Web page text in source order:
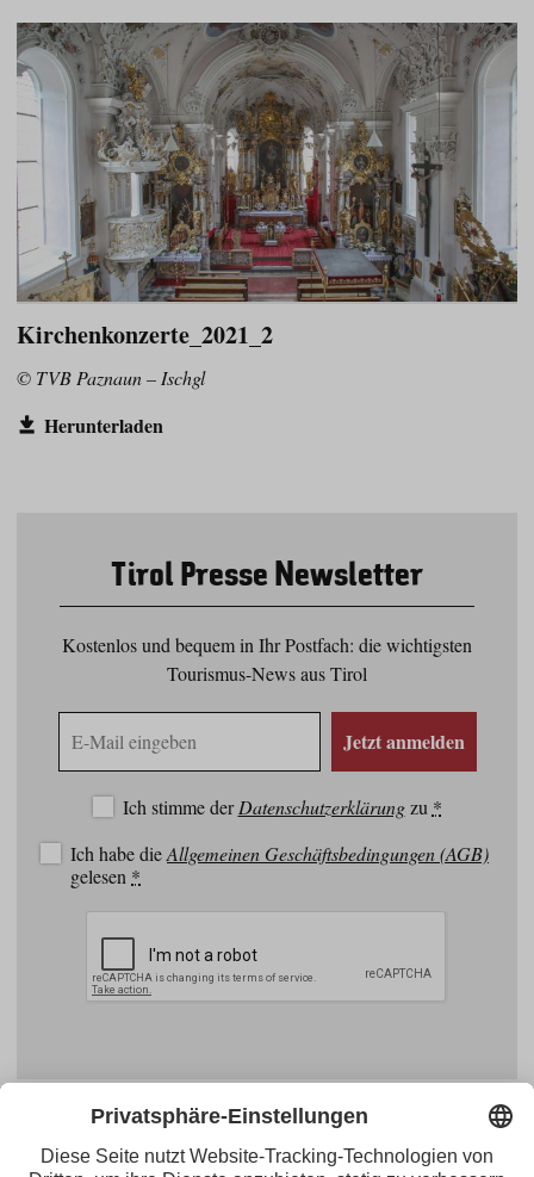
Kirchenkonzerte_2021_2
© TVB Paznaun – Ischgl
Herunterladen
Tirol Presse Newsletter
Kostenlos und bequem in Ihr Postfach: die wichtigsten
Tourismus-News aus Tirol
Mail
Jetzt anmelden
Ich stimme derDatenschutzerklärungzu *
Ich habe dieAllgemeinen Geschäftsbedingungen (AGB)
gelesen *
Instagram